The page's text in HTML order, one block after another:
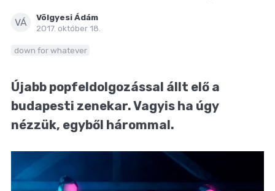
MÁSVILÁG
BLOG
VÁ
Völgyesi Ádám
2017. október 18.
down for whatever
Újabb popfeldolgozással állt elő a
budapesti zenekar. Vagyis ha úgy
nézzük, egyből hárommal.